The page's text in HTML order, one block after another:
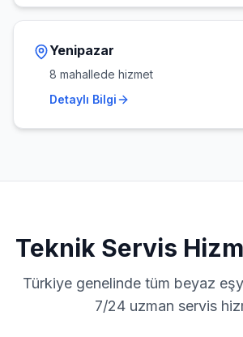
Yenipazar
8 mahallede hizmet
Detaylı Bilgi
Teknik Servis
Türkiye genelinde tüm beyaz
7/24 uzman servis